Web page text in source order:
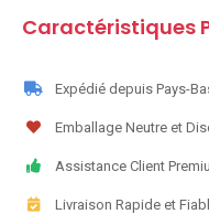
Caractéristiques
Expédié depuis Pays-
Emballage Neutre et
Assistance Client
Livraison Rapide et